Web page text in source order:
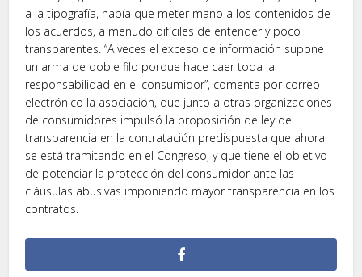
a la tipografía, había que meter mano a los contenidos de
los acuerdos, a menudo difíciles de entender y poco
transparentes. “A veces el exceso de información supone
un arma de doble filo porque hace caer toda la
responsabilidad en el consumidor”, comenta por correo
electrónico la asociación, que junto a otras organizaciones
de consumidores impulsó la proposición de ley de
transparencia en la contratación predispuesta que ahora
se está tramitando en el Congreso, y que tiene el objetivo
de potenciar la protección del consumidor ante las
cláusulas abusivas imponiendo mayor transparencia en los
contratos.